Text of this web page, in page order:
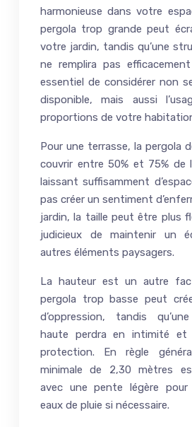
harmonieuse dans votre
pergola trop grande peut
votre jardin, tandis qu’une
ne remplira pas
essentiel de considérer non
disponible, mais aussi
proportions de votre
Pour une terrasse, la pergola
couvrir entre 50% et 75% de
laissant suffisamment
pas créer un sentiment
jardin, la taille peut être plus
judicieux de maintenir un
autres éléments paysagers.
La hauteur est un autre
pergola trop basse peut
d’oppression, tandis
haute perdra en intimité et
protection. En règle
minimale de 2,30 mètres
avec une pente légère pour
eaux de pluie si nécessaire.